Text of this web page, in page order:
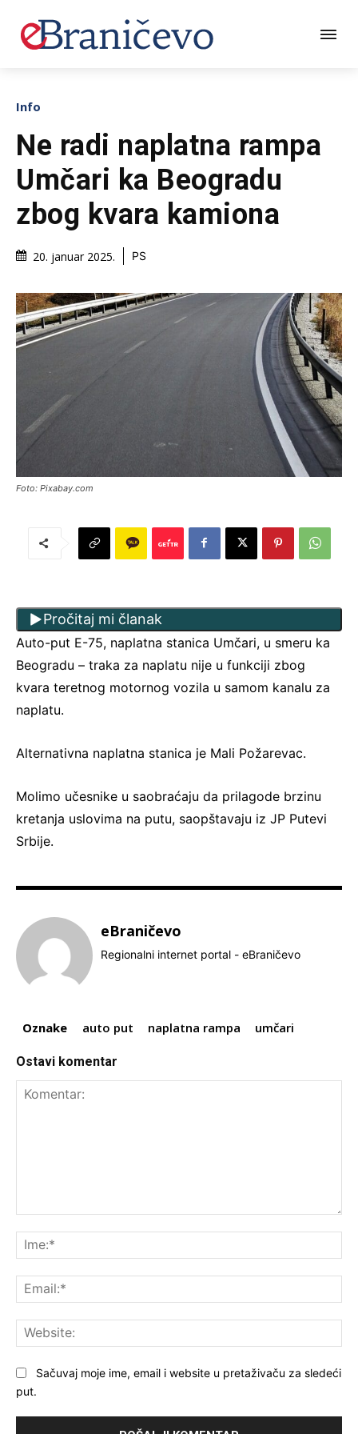
Info
Ne radi naplatna rampa
Umčari ka Beogradu
zbog kvara kamiona
20. januar 2025. PS
Foto: Pixabay.com
Pročitaj mi članak
Auto-put E-75, naplatna stanica Umčari, u smeru ka
Beogradu – traka za naplatu nije u funkciji zbog
kvara teretnog motornog vozila u samom kanalu za
naplatu.
Alternativna naplatna stanica je Mali Požarevac.
Molimo učesnike u saobraćaju da prilagode brzinu
kretanja uslovima na putu, saopštavaju iz JP Putevi
Srbije.
eBraničevo
Regionalni internet portal - eBraničevo
Oznake auto put naplatna rampa umčari
Ostavi komentar
Sačuvaj moje ime, email i website u pretaživaču za sledeći
put.